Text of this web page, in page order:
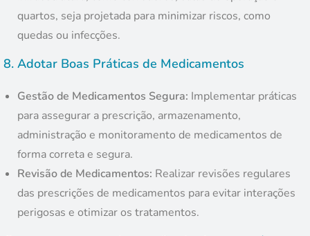
quartos, seja projetada para minimizar riscos, como
quedas ou infecções.
8. Adotar Boas Práticas de Medicamentos
Gestão de Medicamentos Segura: Implementar práticas
para assegurar a prescrição, armazenamento,
administração e monitoramento de medicamentos de
forma correta e segura.
Revisão de Medicamentos: Realizar revisões regulares
das prescrições de medicamentos para evitar interações
perigosas e otimizar os tratamentos.